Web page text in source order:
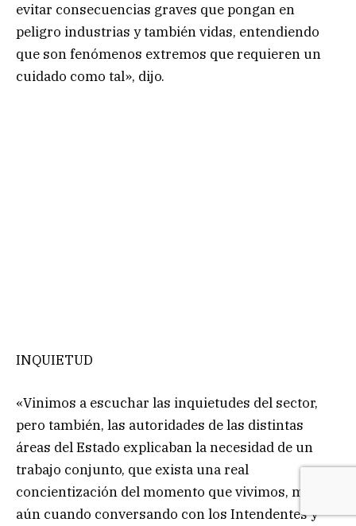
evitar consecuencias graves que pongan en
peligro industrias y también vidas, entendiendo
que son fenómenos extremos que requieren un
cuidado como tal», dijo.
INQUIETUD
«Vinimos a escuchar las inquietudes del sector,
pero también, las autoridades de las distintas
áreas del Estado explicaban la necesidad de un
trabajo conjunto, que exista una real
concientización del momento que vivimos, más
aún cuando conversando con los Intendentes y